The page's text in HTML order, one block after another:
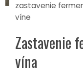
zastavenie
víne
Zastavenie
vína